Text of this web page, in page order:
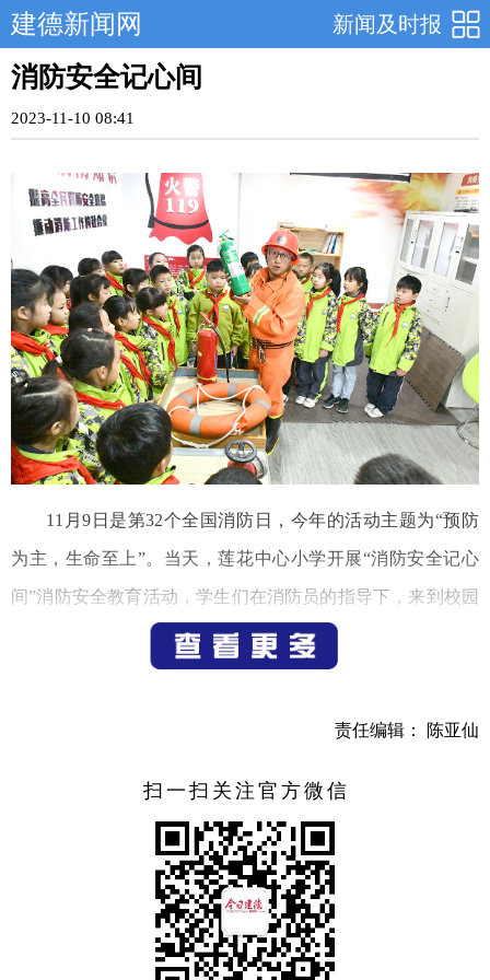
新闻及时报
建德新闻网
消防安全记心间
2023-11-10 08:41
11月9日是第32个全国消防日，今年的活动主题为“预防
为主，生命至上”。当天，莲花中心小学开展“消防安全记心
间”消防安全教育活动，学生们在消防员的指导下，来到校园
消防体验馆，现场模拟操作灭火器、救生圈等消防器材，学
习消防安全知识，以增强消防安全意识，提高消防安全技
责任编辑： 陈亚仙
扫一扫关注官方微信